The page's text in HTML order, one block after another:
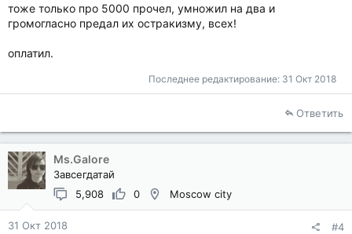
тоже только про 5000 прочел, умножил на два и
громогласно предал их остракизму, всех!
оплатил.
Последнее редактирование: 31 Окт 2018
Ответить
Ms.Galore
Завсегдатай
5,908
0 Moscow city
31 Окт 2018 #4